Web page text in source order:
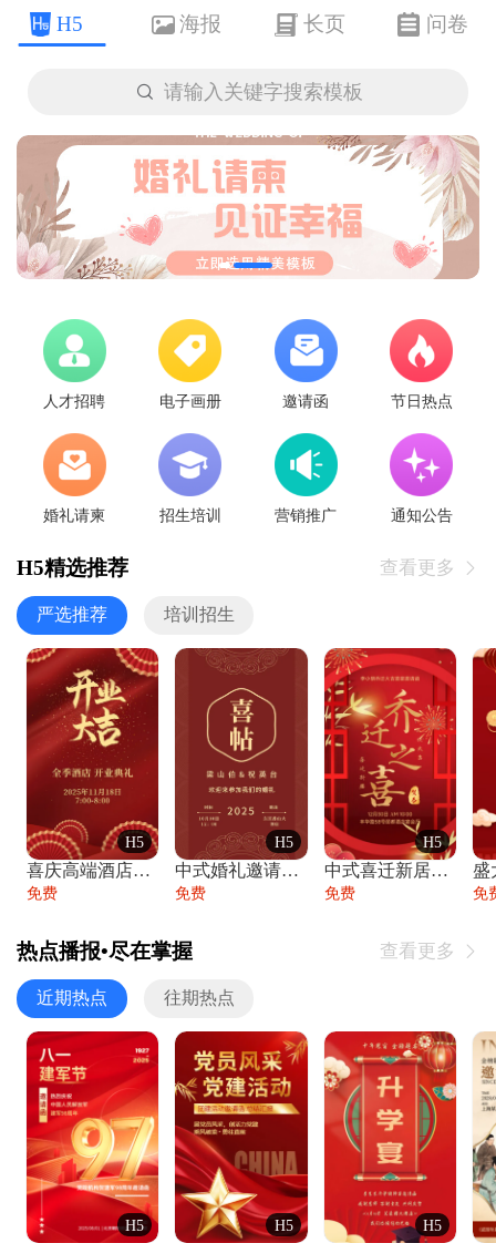
H5 海报 长页 问卷
 请输入关键字搜索模板
人才招聘 电子画册 邀请函 节日热点
婚礼请柬 招生培训 营销推广 通知公告
H5精选推荐 查看更多 
严选推荐 培训招生
H5
喜庆高端酒店开业大吉邀请函
免费
H5
中式婚礼邀请函中国风传统复古婚礼请柬请帖
免费
H5
中式喜迁新居乔迁之喜邀请函宴会请帖
免费 免
热点播报•尽在掌握 查看更多 
近期热点 往期热点
H5 H5 H5